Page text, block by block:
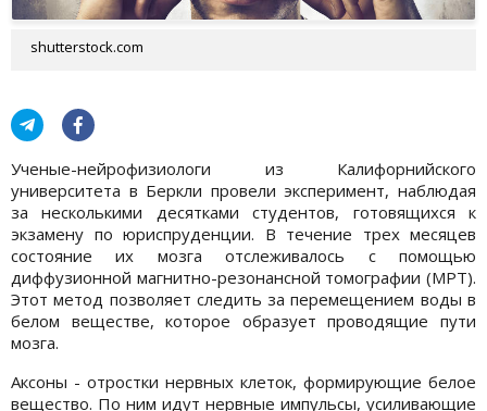
shutterstock.com
Ученые-нейрофизиологи из Калифорнийского
университета в Беркли провели эксперимент, наблюдая
за несколькими десятками студентов, готовящихся к
экзамену по юриспруденции. В течение трех месяцев
состояние их мозга отслеживалось с помощью
диффузионной магнитно-резонансной томографии (МРТ).
Этот метод позволяет следить за перемещением воды в
белом веществе, которое образует проводящие пути
мозга.
Аксоны - отростки нервных клеток, формирующие белое
вещество. По ним идут нервные импульсы, усиливающие